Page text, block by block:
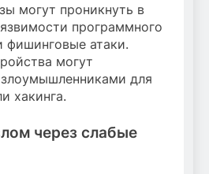
могут проникнуть в
программного
фишинговые атаки.
могут
злоумышленниками для
хакинга.
через слабые